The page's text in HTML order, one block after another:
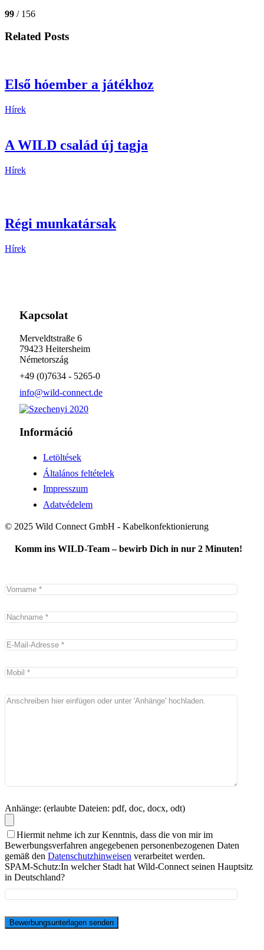
99 / 156
Related Posts
Első hóember a játékhoz
Hírek
A WILD család új tagja
Hírek
Régi munkatársak
Hírek
Kapcsolat
Merveldtstraße 6
79423 Heitersheim
Németország
+49 (0)7634 - 5265-0
info@wild-connect.de
Információ
Letöltések
Általános feltételek
Impresszum
Adatvédelem
© 2025 Wild Connect GmbH - Kabelkonfektionierung
Komm ins WILD-Team – bewirb Dich in nur 2 Minuten!
Anhänge: (erlaubte Dateien: pdf, doc, docx, odt)
Hiermit nehme ich zur Kenntnis, dass die von mir im
Bewerbungsverfahren angegebenen personenbezogenen Daten
gemäß den Datenschutzhinweisen verarbeitet werden.
SPAM-Schutz:In welcher Stadt hat Wild-Connect seinen Hauptsitz
in Deutschland?